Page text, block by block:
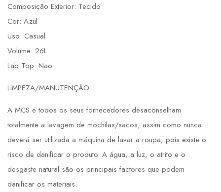
Composição Exterior: Tecido
Cor: Azul
Uso: Casual
Volume: 26L
Lab Top: Nao
LIMPEZA/MANUTENÇÃO
A MCS e todos os seus fornecedores desaconselham
totalmente a lavagem de mochilas/sacos, assim como nunca
deverá ser utilizada a máquina de lavar a roupa, pois existe o
risco de danificar o produto. A água, a luz, o atrito e o
desgaste natural são os principais factores que podem
danificar os materiais.